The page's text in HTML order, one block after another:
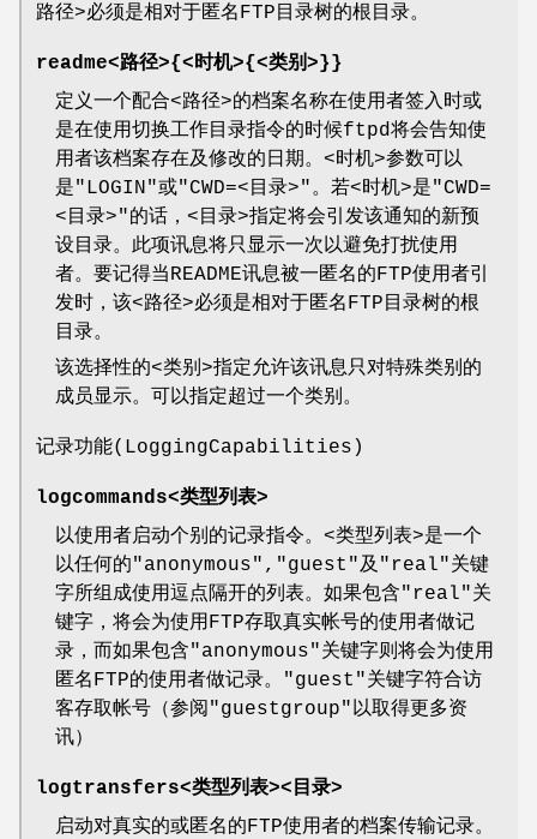
路径>必须是相对于匿名FTP目录树的根目录。
readme<路径>{<时机>{<类别>}}
定义一个配合<路径>的档案名称在使用者签入时或
是在使用切换工作目录指令的时候ftpd将会告知使
用者该档案存在及修改的日期。<时机>参数可以
是"LOGIN"或"CWD=<目录>"。若<时机>是"CWD=
<目录>"的话，<目录>指定将会引发该通知的新预
设目录。此项讯息将只显示一次以避免打扰使用
者。要记得当README讯息被一匿名的FTP使用者引
发时，该<路径>必须是相对于匿名FTP目录树的根
目录。
该选择性的<类别>指定允许该讯息只对特殊类别的
成员显示。可以指定超过一个类别。
记录功能(LoggingCapabilities)
logcommands<类型列表>
以使用者启动个别的记录指令。<类型列表>是一个
以任何的"anonymous","guest"及"real"关键
字所组成使用逗点隔开的列表。如果包含"real"关
键字，将会为使用FTP存取真实帐号的使用者做记
录，而如果包含"anonymous"关键字则将会为使用
匿名FTP的使用者做记录。"guest"关键字符合访
客存取帐号（参阅"guestgroup"以取得更多资
讯）
logtransfers<类型列表><目录>
启动对真实的或匿名的FTP使用者的档案传输记录。